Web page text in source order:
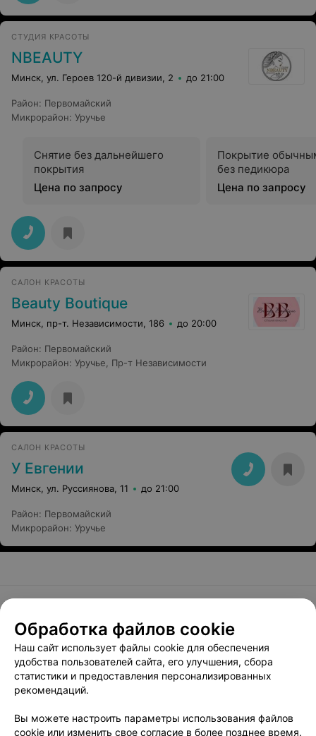
СТУДИЯ КРАСОТЫ
NBEAUTY
Минск, ул. Героев 120-й дивизии, 2 до 21:00
Район: Первомайский
Микрорайон: Уручье
Снятие без дальнейшего
покрытия
Цена по запросу
Покрытие
без педикюра
Цена по запросу
САЛОН КРАСОТЫ
Beauty Boutique
Минск, пр-т. Независимости, 186 до 20:00
Район: Первомайский
Микрорайон: Уручье Пр-т Независимости
САЛОН КРАСОТЫ
У Евгении
Минск, ул. Руссиянова, 11 до 21:00
Район: Первомайский
Микрорайон: Уручье
Добавить компанию
Добавить специалиста
Обработка файлов cookie
Наш сайт использует файлы cookie для обеспечения
удобства пользователей сайта, его улучшения, сбора
статистики и предоставления персонализированных
рекомендаций.
Вы можете настроить параметры использования файлов
cookie или изменить свое согласие в более позднее время.